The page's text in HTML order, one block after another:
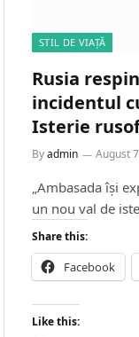
STIL DE VIAȚĂ
Rusia
incidentul
Isterie
Byadmin August
„Ambasada își
un nou val de
Share this:
Facebook
Like this: